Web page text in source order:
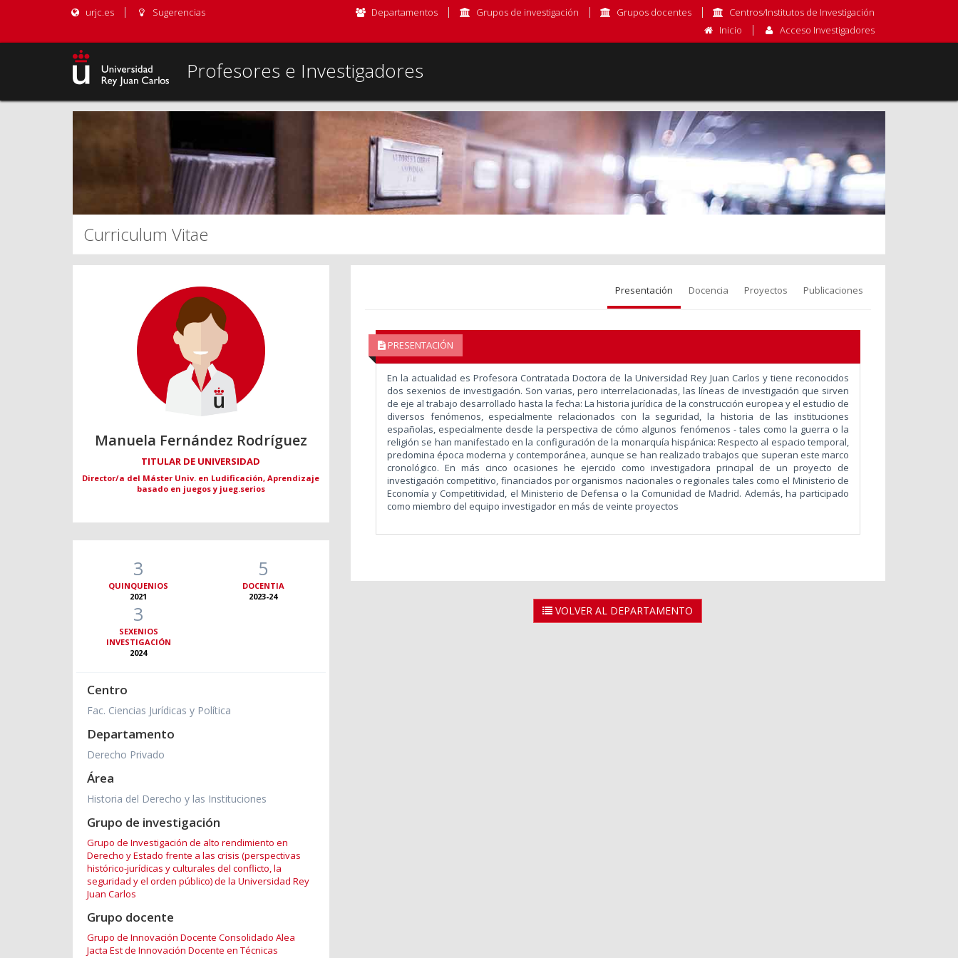
urjc.es Sugerencias Departamentos Grupos de investigación Grupos docentes
Centros/Institutos de Investigación
Inicio
Acceso Investigadores
Profesores e Investigadores
Curriculum Vitae
Manuela Fernández Rodríguez
TITULAR DE UNIVERSIDAD
Director/a del Máster Univ. en Ludificación, Aprendizaje
basado en juegos y jueg.serios
3
QUINQUENIOS
2021
5
DOCENTIA
2023-24
3
SEXENIOS
INVESTIGACIÓN
2024
Centro
Fac. Ciencias Jurídicas y Política
Departamento
Derecho Privado
Área
Historia del Derecho y las Instituciones
Grupo de investigación
Grupo de Investigación de alto rendimiento en
Derecho y Estado frente a las crisis (perspectivas
histórico-jurídicas y culturales del conflicto, la
seguridad y el orden público) de la Universidad Rey
Juan Carlos
Grupo docente
Grupo de Innovación Docente Consolidado Alea
Jacta Est de Innovación Docente en Técnicas
Presentación Docencia Proyectos Publicaciones
PRESENTACIÓN
En la actualidad es Profesora Contratada Doctora de la Universidad Rey Juan Carlos y tiene reconocidos
dos sexenios de investigación. Son varias, pero interrelacionadas, las líneas de investigación que sirven
de eje al trabajo desarrollado hasta la fecha: La historia jurídica de la construcción europea y el estudio de
diversos fenómenos, especialmente relacionados con la seguridad, la historia de las instituciones
españolas, especialmente desde la perspectiva de cómo algunos fenómenos - tales como la guerra o la
religión se han manifestado en la configuración de la monarquía hispánica: Respecto al espacio temporal,
predomina época moderna y contemporánea, aunque se han realizado trabajos que superan este marco
cronológico. En más cinco ocasiones he ejercido como investigadora principal de un proyecto de
investigación competitivo, financiados por organismos nacionales o regionales tales como el Ministerio de
Economía y Competitividad, el Ministerio de Defensa o la Comunidad de Madrid. Además, ha participado
como miembro del equipo investigador en más de veinte proyectos
VOLVER AL DEPARTAMENTO